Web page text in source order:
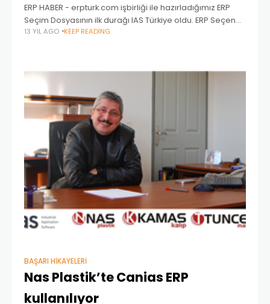
ERP HABER - erpturk.com işbirliği ile hazırladığımız ERP
Seçim Dosyasının ilk durağı IAS Türkiye oldu. ERP Seçen
bir firmanın IAS Türkiye ve Canias ERP ile ilgili tüm bilmek
13 YIL AGO KEEP READING
BAŞARI HIKAYELERI
Nas Plastik’te Canias ERP
kullanılıyor